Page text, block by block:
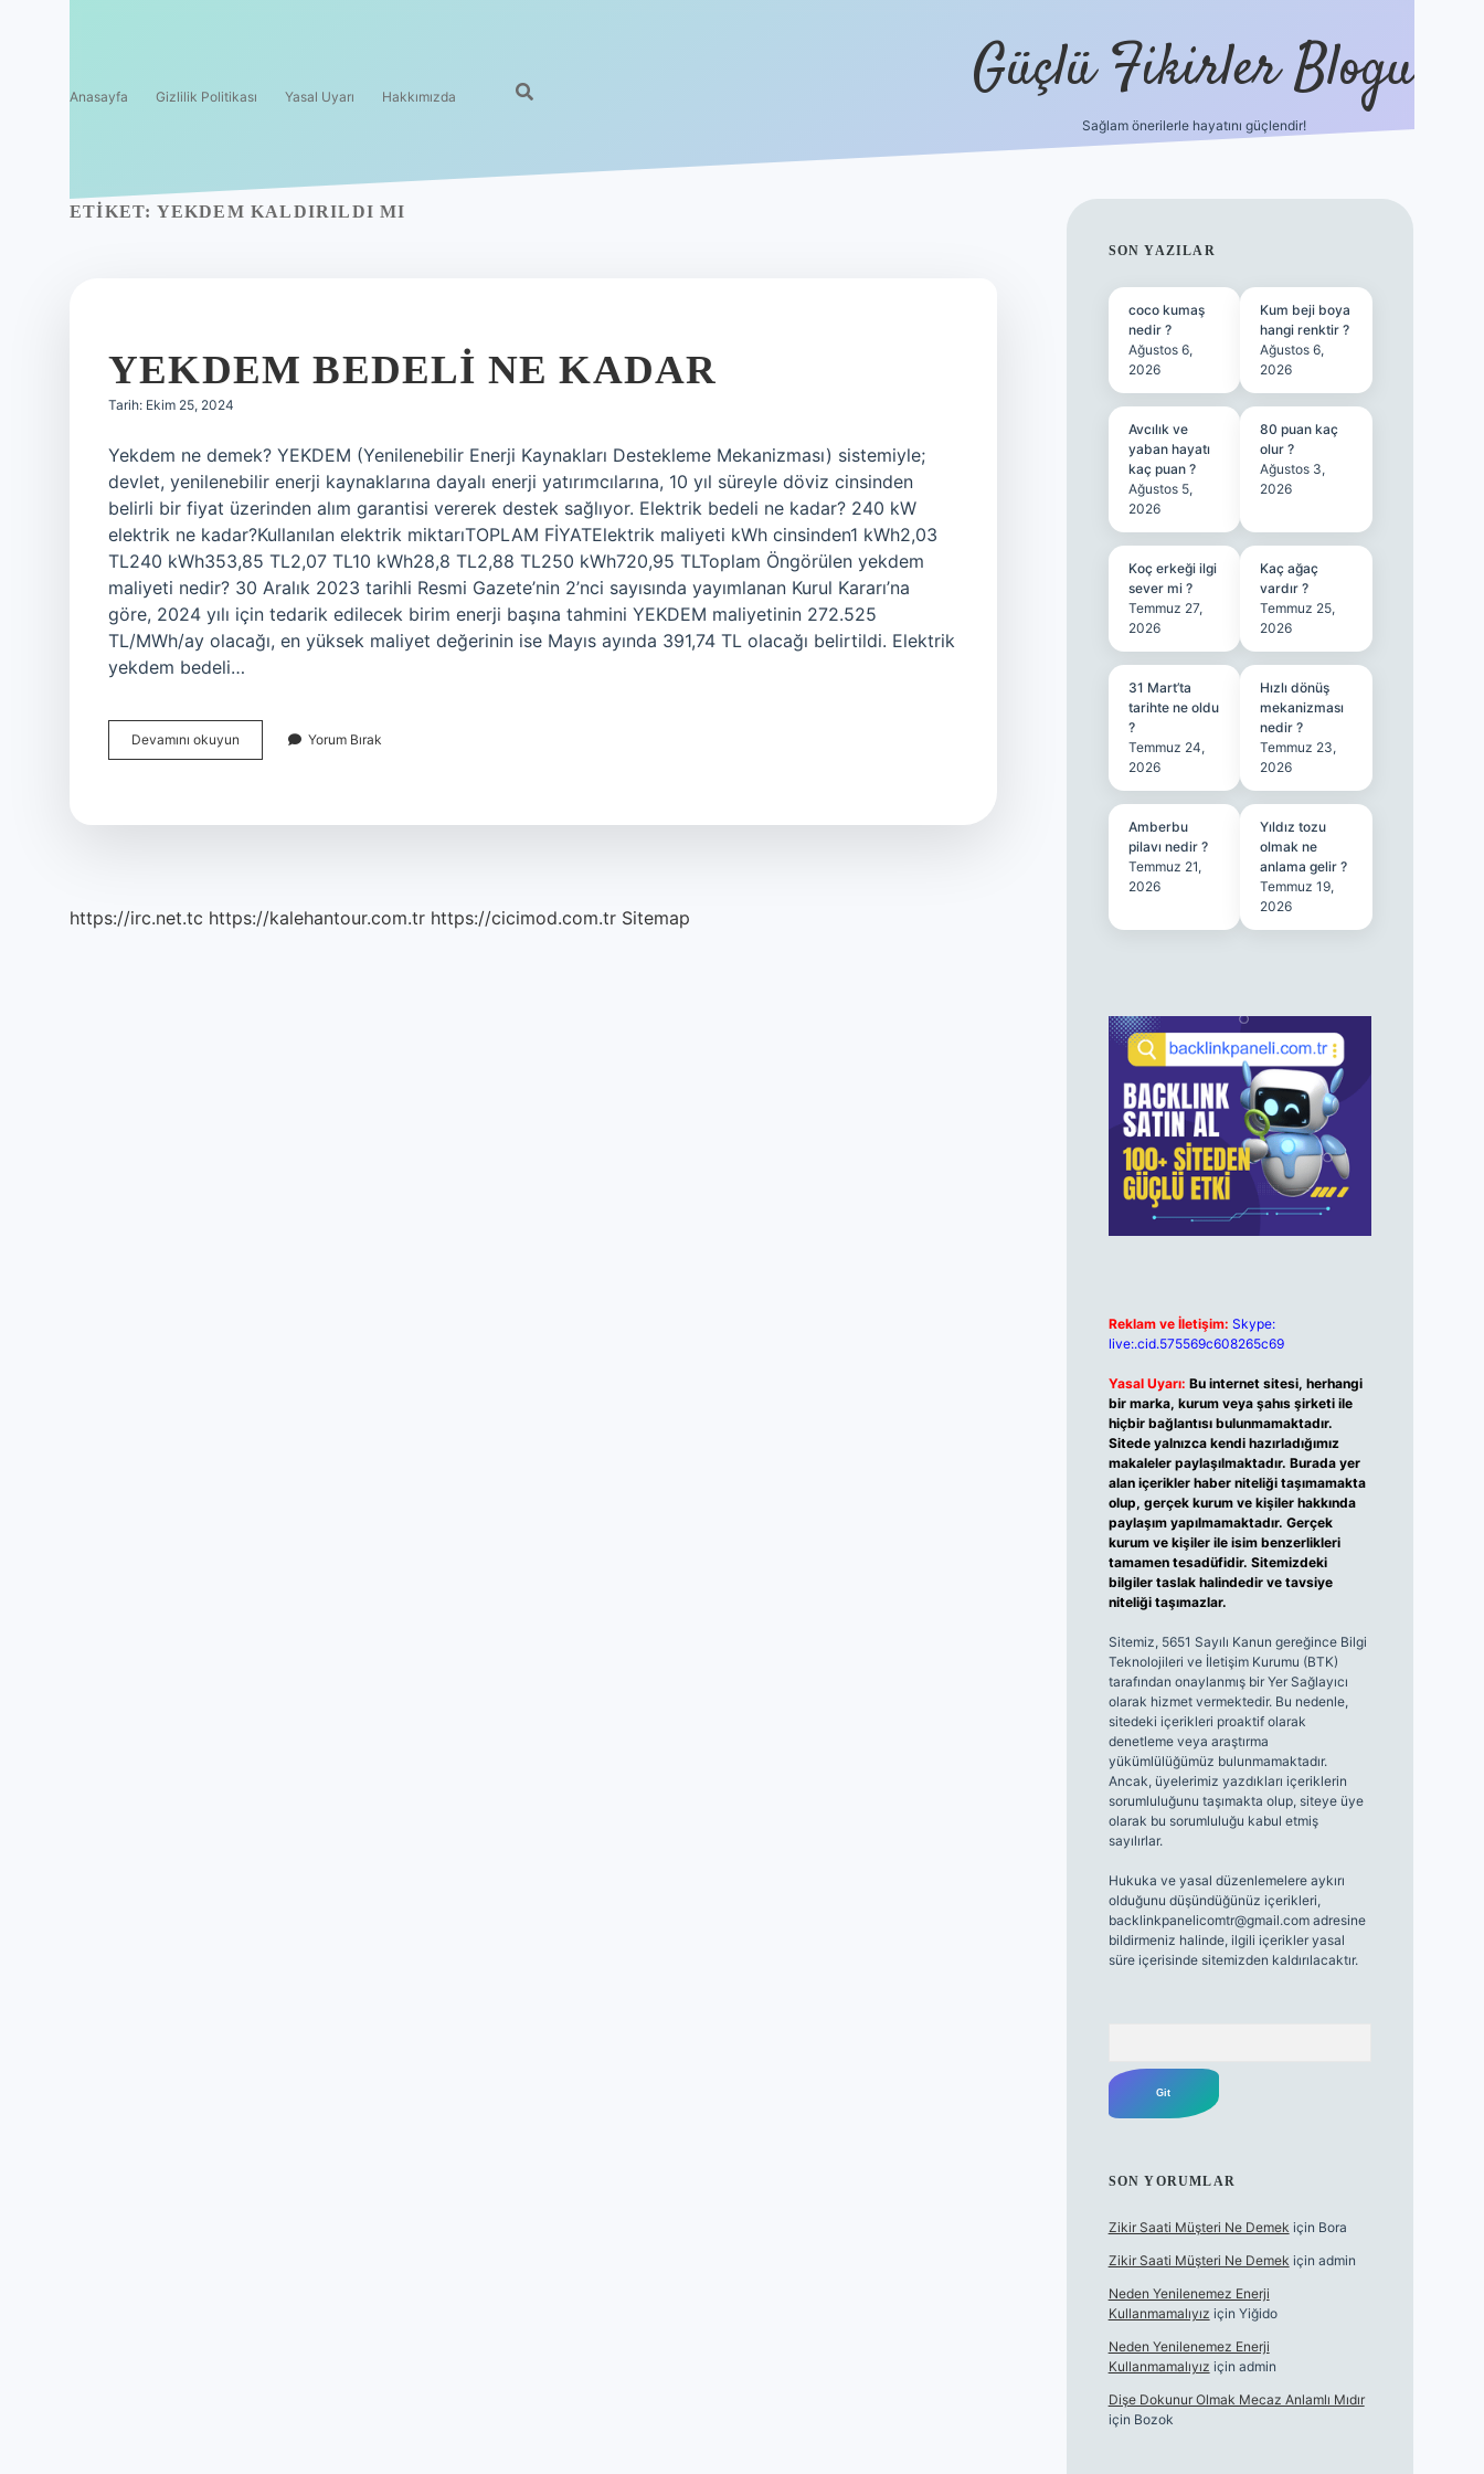
Anasayfa Gizlilik Politikası Yasal Uyarı Hakkımızda Güçlü Fikirler Blogu
Sağlam önerilerle hayatını güçlendir!
ETIKET: YEKDEM KALDIRILDI MI
YEKDEM BEDELI NE KADAR
Tarih: Ekim 25, 2024
Yekdem ne demek? YEKDEM (Yenilenebilir Enerji Kaynakları Destekleme Mekanizması) sistemiyle;
devlet, yenilenebilir enerji kaynaklarına dayalı enerji yatırımcılarına, 10 yıl süreyle döviz cinsinden
belirli bir fiyat üzerinden alım garantisi vererek destek sağlıyor. Elektrik bedeli ne kadar? 240 kW
elektrik ne kadar?Kullanılan elektrik miktarıTOPLAM FİYATElektrik maliyeti kWh cinsinden1 kWh2,03
TL240 kWh353,85 TL2,07 TL10 kWh28,8 TL2,88 TL250 kWh720,95 TLToplam Öngörülen yekdem
maliyeti nedir? 30 Aralık 2023 tarihli Resmi Gazete’nin 2’nci sayısında yayımlanan Kurul Kararı’na
göre, 2024 yılı için tedarik edilecek birim enerji başına tahmini YEKDEM maliyetinin 272.525
TL/MWh/ay olacağı, en yüksek maliyet değerinin ise Mayıs ayında 391,74 TL olacağı belirtildi. Elektrik
yekdem bedeli…
Devamını okuyun
Bedeli
Yorum Bırak
https://irc.net.tc https://kalehantour.com.tr https://cicimod.com.tr Sitemap
SIDEBAR
SON YAZILAR
coco kumaş
nedir ?
Ağustos 6,
2026
Kum beji boya
hangi renktir ?
Ağustos 6,
2026
Avcılık ve
yaban hayatı
kaç puan ?
Ağustos 5,
2026
80 puan kaç
olur ?
Ağustos 3,
2026
Koç erkeği ilgi
sever mi ?
Temmuz 27,
2026
Kaç ağaç
vardır ?
Temmuz 25,
2026
31 Mart’ta
tarihte ne oldu
?
Temmuz 24,
2026
Hızlı dönüş
mekanizması
nedir ?
Temmuz 23,
2026
Amberbu
pilavı nedir ?
Temmuz 21,
2026
Yıldız tozu
olmak ne
anlama gelir ?
Temmuz 19,
2026
Reklam ve İletişim: Skype:
live:.cid.575569c608265c69
Yasal Uyarı: Bu internet sitesi, herhangi
bir marka, kurum veya şahıs şirketi ile
hiçbir bağlantısı bulunmamaktadır.
Sitede yalnızca kendi hazırladığımız
makaleler paylaşılmaktadır. Burada yer
alan içerikler haber niteliği taşımamakta
olup, gerçek kurum ve kişiler hakkında
paylaşım yapılmamaktadır. Gerçek
kurum ve kişiler ile isim benzerlikleri
tamamen tesadüfidir. Sitemizdeki
bilgiler taslak halindedir ve tavsiye
niteliği taşımazlar.
Sitemiz, 5651 Sayılı Kanun gereğince Bilgi
Teknolojileri ve İletişim Kurumu (BTK)
tarafından onaylanmış bir Yer Sağlayıcı
olarak hizmet vermektedir. Bu nedenle,
sitedeki içerikleri proaktif olarak
denetleme veya araştırma
yükümlülüğümüz bulunmamaktadır.
Ancak, üyelerimiz yazdıkları içeriklerin
sorumluluğunu taşımakta olup, siteye üye
olarak bu sorumluluğu kabul etmiş
sayılırlar.
Hukuka ve yasal düzenlemelere aykırı
olduğunu düşündüğünüz içerikleri,
backlinkpanelicomtr@gmail.comadresine
bildirmeniz halinde, ilgili içerikler yasal
süre içerisinde sitemizden kaldırılacaktır.
SON YORUMLAR
Zikir Saati Müşteri Ne Demek için Bora
Zikir Saati Müşteri Ne Demek için admin
Neden Yenilenemez Enerji
Kullanmamalıyız için Yiğido
Neden Yenilenemez Enerji
Kullanmamalıyız için admin
Dişe Dokunur Olmak Mecaz Anlamlı Mıdır
için Bozok
ilbet bahis sitesi